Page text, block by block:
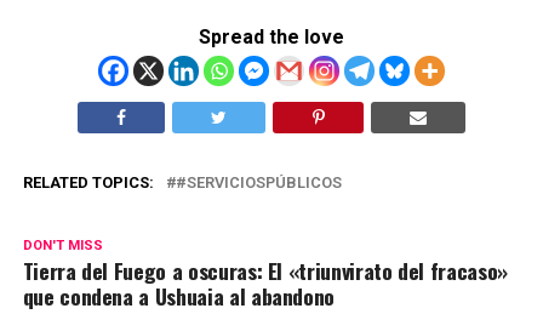
Spread the love
RELATED TOPICS: #SERVICIOSPÚBLICOS
DON'T MISS
Tierra del Fuego a oscuras: El «triunvirato del fracaso»
que condena a Ushuaia al abandono